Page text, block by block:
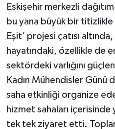
Eskişehir merkezli
bu yana büyük bir
Eşit’ projesi çatısı altında,
hayatındaki, özellikle de
sektördeki varlığını
Kadın Mühendisler Günü
saha etkinliği organize
hizmet sahaları
tek tek ziyaret etti.